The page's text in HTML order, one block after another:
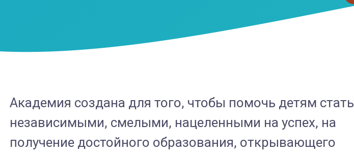
Академия создана для того, чтобы помочь детям стать
независимыми, смелыми, нацеленными на успех, на
получение достойного образования, открывающего